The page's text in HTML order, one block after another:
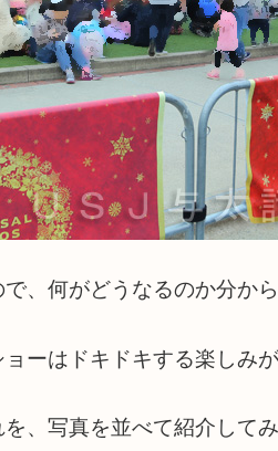
、何がどうなるのか分から
ーはドキドキする楽しみが
、写真を並べて紹介してみ